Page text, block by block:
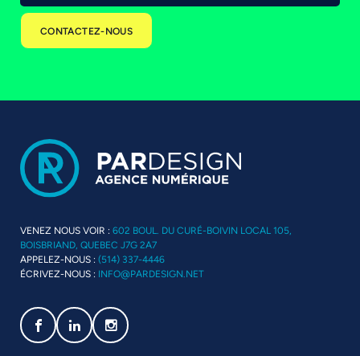
CONTACTEZ-NOUS
VENEZ NOUS VOIR : 602 BOUL. DU CURÉ-BOIVIN LOCAL 105,
BOISBRIAND, QUEBEC J7G 2A7
APPELEZ-NOUS : (514) 337-4446
ÉCRIVEZ-NOUS : INFO@PARDESIGN.NET
Social media link icon-facebook
Social media link icon-linkedin
Social media link icon-instagram